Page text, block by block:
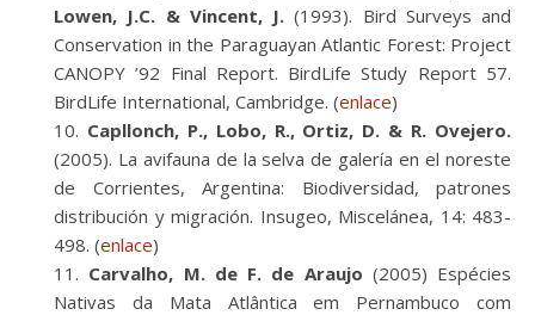
Lowen, J.C. & Vincent, J. (1993). Bird Surveys and
Conservation in the Paraguayan Atlantic Forest: Project
CANOPY ’92 Final Report. BirdLife Study Report 57.
BirdLife International, Cambridge. (enlace)
Capllonch, P., Lobo, R., Ortiz, D. & R. Ovejero.
(2005). La avifauna de la selva de galería en el noreste
de Corrientes, Argentina: Biodiversidad, patrones
distribución y migración. Insugeo, Miscelánea, 14: 483-
498. (enlace)
Carvalho, M. de F. de Araujo (2005) Espécies
Nativas da Mata Atlântica em Pernambuco com